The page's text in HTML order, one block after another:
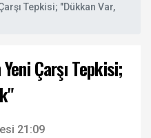
Tepkisi; "Dükkan Var,
Çarşı Tepkisi;
21:09